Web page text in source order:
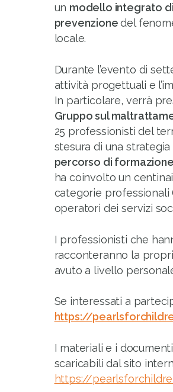
un modello integrato
prevenzionedel
locale.
Durante l’evento di
attività progettuali e
In particolare, verrà
Gruppo sul
25 professionisti del
stesura di una
percorso di formazione
ha coinvolto un
categorie professionali
operatori dei servizi
I professionisti che
racconteranno la
avuto a livello
Se interessati a
https://
I materiali e i
scaricabili dal sito
https://